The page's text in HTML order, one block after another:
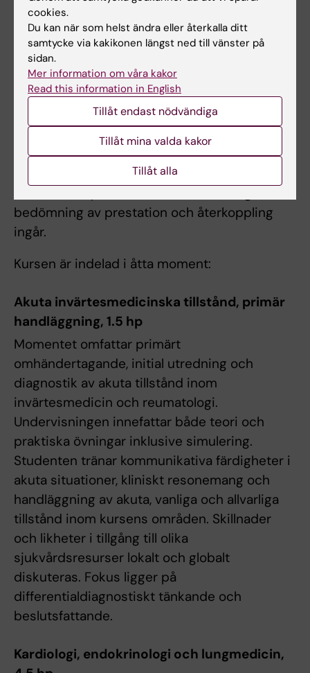
placeringar på två veckor vardera, samt
kortare placeringar inom det
invärtesmedicinska området och närliggande
områden, varav en vecka akut sjukvård, en
vecka kardiologi samt en vecka i primärvård.
VFU-perioderna inkluderar återkommande
fallbaserade muntliga presentationer i grupp,
samt introduktion och förberedelser till
grupparbete inom evidensbaserad medicin
bedömning av prestation och återkoppling
ingår.
Kursen är indelad i åtta moment:
Akuta invärtesmedicinska tillstånd, primär
handläggning, 1.5 hp
Momentet omfattar primärt
omhändertagande, initial utredning och
diagnostik av akuta tillstånd inom
invärtesmedicin och reumatologi.
Undervisningen innefattar både teori och
praktiska övningar inklusive simulering.
Studenten tränar kommunikativa färdigheter i
akuta situationer, kliniskt resonemang och
handläggning av akuta, vanliga och allvarliga
tillstånd inom kursens områden. Skillnader
och likheter i tillgång till olika
sjukvårdsresurser lokalt och globalt
diskuteras. Fokus ligger på
differentialdiagnostiskt tänkande och
beslutsfattande.
Kardiologi, endokrinologi och lungmedicin,
cookies.
Du kan när som helst ändra eller återkalla ditt
samtycke via kakikonen längst ned till vänster på
sidan.
Mer information om våra kakor
Read this information in English
Tillåt endast nödvändiga
Tillåt mina valda kakor
Tillåt alla